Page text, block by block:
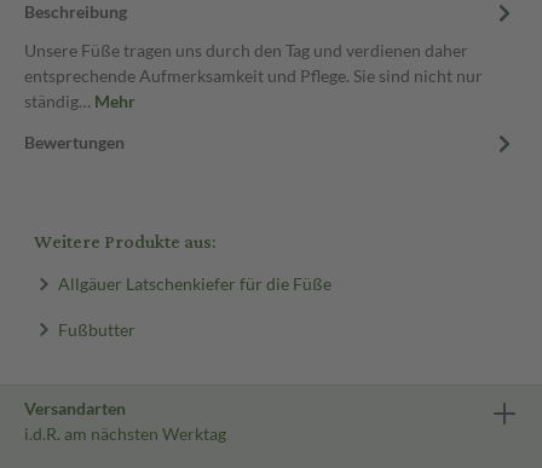
Beschreibung
Unsere Füße tragen uns durch den Tag und verdienen daher
entsprechende Aufmerksamkeit und Pflege. Sie sind nicht nur
ständig… Mehr
Bewertungen
Weitere Produkte aus:
Allgäuer Latschenkiefer für die Füße
Fußbutter
Versandarten
i.d.R. am nächsten Werktag